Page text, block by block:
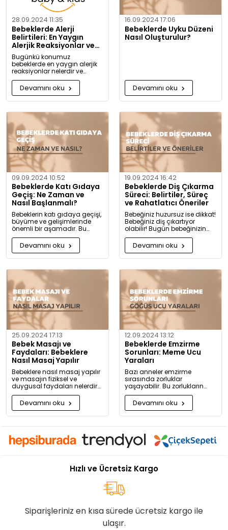
28.09.2024 11:35
Bebeklerde Alerji
Belirtileri: En Yaygın
Alerjik Reaksiyonlar ve
Önlemleri
Bugünkü konumuz
bebeklerde en yaygın alerjik
reaksiyonlar nelerdir ve
alerjiye karşı nasıl önlem
alınabilir? Artık alerjiye karşı
daha bilgili olacaksınız!
Devamını oku
16.09.2024 17:06
Bebeklerde Uyku Düzeni
Nasıl Oluşturulur?
Devamını oku
09.09.2024 10:52
Bebeklerde Katı Gıdaya
Geçiş: Ne Zaman ve
Nasıl Başlanmalı?
Bebeklerin katı gıdaya geçişi,
büyüme ve gelişimlerinde
önemli bir aşamadır. Bu
konuda bilmeniz gerekenleri
detaylıca anlattık!
Devamını oku
19.09.2024 16:42
Bebeklerde Diş Çıkarma
Süreci: Belirtiler, Süreç
ve Rahatlatıcı Öneriler
Bebeğiniz huzursuz ise dikkat!
Bebeğiniz diş çıkartıyor
olabilir! Bugün bebeğinizin
diş çıkarma belirtilerini ve sizi
rahatlatacak önerileri
paylaşıyoruz.
Devamını oku
25.09.2024 17:13
Bebek Masajı ve
Faydaları: Bebeklere
Nasıl Masaj Yapılır
Bebeklere nasıl masaj yapılır
ve masajın fiziksel ve
duygusal faydaları nelerdir?
Neden bugüne kadar masaj
yapmadığınıza pişman
olacaksınız!
Devamını oku
12.09.2024 13:12
Bebeklerde Emzirme
Sorunları: Meme Ucu
Yaraları
Bazı anneler emzirme
sırasında zorluklar
yaşayabilir. Bu zorlukların
başında meme ucu yaraları
ve emzirme sırasında
hissedilen acı gelir.
Devamını oku
Hızlı ve Ücretsiz Kargo
Siparişleriniz en kısa sürede ücretsiz kargo ile
ulaşır.